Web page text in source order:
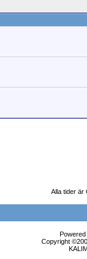
Alla tider är
Copyright